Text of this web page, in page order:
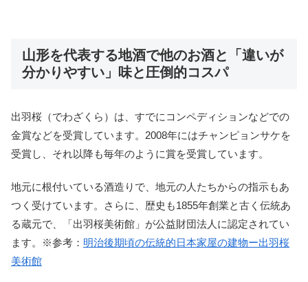
山形を代表する地酒で他のお酒と「違いが
分かりやすい」味と圧倒的コスパ
出羽桜（でわざくら）は、すでにコンペディションなどでの
金賞などを受賞しています。2008年にはチャンピョンサケを
受賞し、それ以降も毎年のように賞を受賞しています。
地元に根付いている酒造りで、地元の人たちからの指示もあ
つく受けています。さらに、歴史も1855年創業と古く伝統あ
る蔵元で、「出羽桜美術館」が公益財団法人に認定されてい
ます。※参考： 明治後期頃の伝統的日本家屋の建物ー出羽桜
美術館